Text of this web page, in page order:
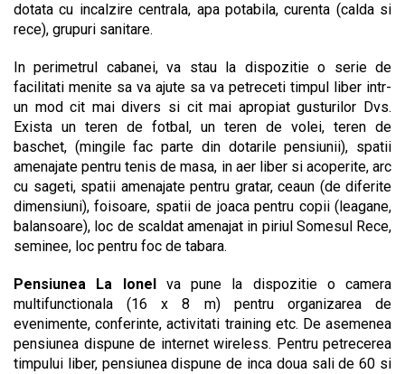
dotata cu incalzire centrala, apa potabila, curenta (calda si
rece), grupuri sanitare.
In perimetrul cabanei, va stau la dispozitie o serie de
facilitati menite sa va ajute sa va petreceti timpul liber intr-
un mod cit mai divers si cit mai apropiat gusturilor Dvs.
Exista un teren de fotbal, un teren de volei, teren de
baschet, (mingile fac parte din dotarile pensiunii), spatii
amenajate pentru tenis de masa, in aer liber si acoperite, arc
cu sageti, spatii amenajate pentru gratar, ceaun (de diferite
dimensiuni), foisoare, spatii de joaca pentru copii (leagane,
balansoare), loc de scaldat amenajat in piriul Somesul Rece,
seminee, loc pentru foc de tabara.
Pensiunea La Ionel
va pune la dispozitie o camera
multifunctionala (16 x 8 m) pentru organizarea de
evenimente, conferinte, activitati training etc. De asemenea
pensiunea dispune de internet wireless. Pentru petrecerea
timpului liber, pensiunea dispune de inca doua sali de 60 si